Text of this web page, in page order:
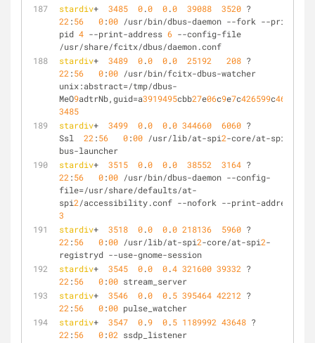
stardiv+ 3485 0.0 0.0 39088 3520
22 :56 0:00 /usr/bin/dbus-daemon --fork --print-
pid 4 --print-address 6 --config-file
/usr/share/fcitx/dbus/daemon.conf
stardiv+ 3489 0.0 0.0 25192 208
22 :56 0:00 /usr/bin/fcitx-dbus-watcher
unix:abstract=/tmp/dbus-
MeO9adtrNb,guid=a3919495cbb27e06c9e7c426599c462
3485
stardiv+ 3499 0.0 0.0 344660 6060 ?
Ssl 22 :56 0:00 /usr/lib/at-spi2-core/at-spi-
bus-launcher
stardiv+ 3515 0.0 0.0 38552 3164
22 :56 0:00 /usr/bin/dbus-daemon --config-
file=/usr/share/defaults/at-
spi2
3
stardiv+ 3518 0.0 0.0 218136 5960
22 :56 0:00 /usr/lib/at-spi2-core/at-spi2-
registryd --use-gnome-session
stardiv+ 3545 0.0 0.4 321600 39332
22 :56 0:00 stream_server
stardiv+ 3546 0.0 0.5 395464 42212
22 :56 0:00 pulse_watcher
stardiv+ 3547 0.9 0.5 1189992 43648
22 :56 0:02 ssdp_listener